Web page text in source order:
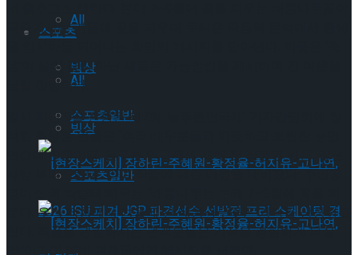
All
빙상
스포츠일반
스포츠
All
빙상
스포츠일반
극중에서는 겨울에 꽃을 피우며 두려운 죽음의 문턱에서 환생
음’이 삶이 끝이 아닌 새로운 가능성임을 제시하며 긴 여운을
남길 전망이다.
앞서 지난 9일 진행된 제7회 ‘늘푸른연극제’ 기자간담회에 참
석한 최용훈 연출은 “여러 배우분들과 따뜻하고 보람찬 공연
연습에 한창이다. 늘푸른 연극제의 새해 첫 작품인 만큼, 많은
사랑 부탁드린다.”라며 작품에 대한 애정을 내비쳤다. 주인공
운다. 우리 작품에서 겨울에 핀 배롱나무꽃은 기적을 상징하고
있다. 작품을 관람하시는 관객분들은 기적을 경험하게 되실
것”이라며 예비 관객들에게 메시지를 남겼다.